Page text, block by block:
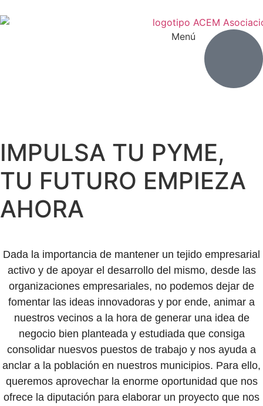
Menú
IMPULSA TU PYME,
TU FUTURO EMPIEZA
AHORA
Dada la importancia de mantener un tejido empresarial
activo y de apoyar el desarrollo del mismo, desde las
organizaciones empresariales, no podemos dejar de
fomentar las ideas innovadoras y por ende, animar a
nuestros vecinos a la hora de generar una idea de
negocio bien planteada y estudiada que consiga
consolidar nuesvos puestos de trabajo y nos ayuda a
anclar a la población en nuestros municipios. Para ello,
queremos aprovechar la enorme oportunidad que nos
ofrece la diputación para elaborar un proyecto que nos